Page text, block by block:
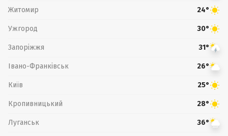
Житомир 24°
Ужгород 30°
Запоріжжя 31°
Івано-Франківськ 26°
Київ 25°
Кропивницький 28°
Луганськ 36°